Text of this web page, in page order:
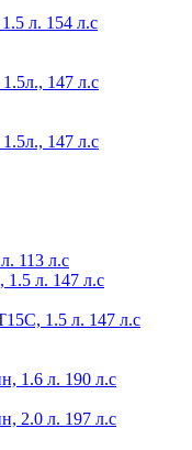
л. 154 л.с
147 л.с
147 л.с
113 л.с
1.5 л. 147 л.с
1.5 л. 147 л.с
1.6 л. 190 л.с
2.0 л. 197 л.с